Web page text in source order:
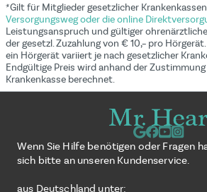
*Gilt für Mitglieder gesetzlicher
Versorgungsweg oder die online
Leistungsanspruch und gültiger
der gesetzl. Zuzahlung von € 10,– pro
ein Hörgerät variiert je nach gesetzlicher
Endgültige Preis wird anhand der
Krankenkasse berechnet.
Wenn Sie Hilfe benötigen oder Fragen
sich bitte an unseren Kundenservice.
aus Deutschland unter: